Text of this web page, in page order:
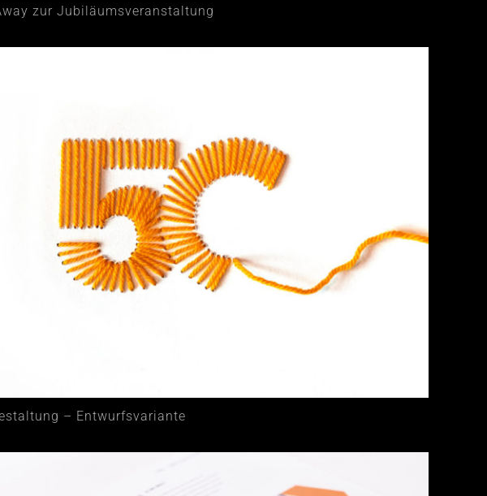
zur Jubiläumsveranstaltung
– Entwurfsvariante